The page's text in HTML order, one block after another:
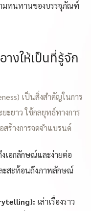
ามทนทานของบรรจุภัณฑ์
างให้เป็นที่รู้จัก
เป็นสิ่งสำคัญในการ
ะยาว ใช้กลยุทธ์ทางการ
ร้างการจดจำแบรนด์
เอกลักษณ์และง่ายต่อ
ะสะท้อนถึงภาพลักษณ์
เล่าเรื่องราว